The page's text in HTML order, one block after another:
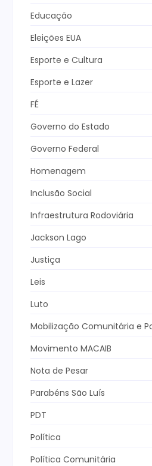
Educação
Eleições EUA
Esporte e Cultura
Esporte e Lazer
FÉ
Governo do Estado
Governo Federal
Homenagem
Inclusão Social
Infraestrutura Rodoviária
Jackson Lago
Justiça
Leis
Luto
Mobilização Comunitária e
Movimento MACAIB
Nota de Pesar
Parabéns São Luís
PDT
Política
Política Comunitária